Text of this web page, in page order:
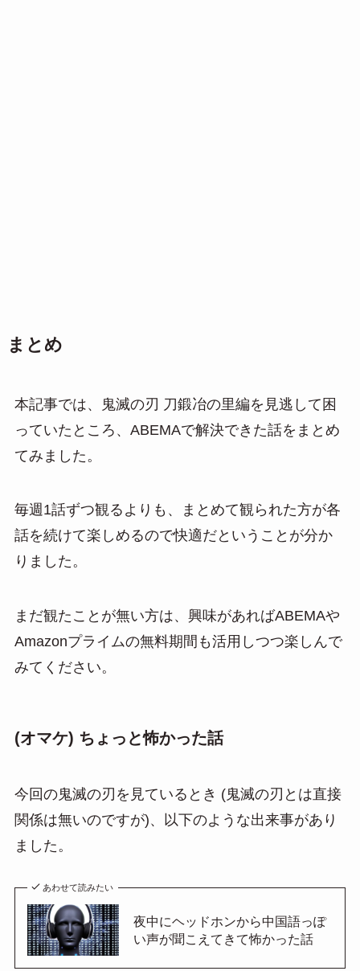
まとめ
本記事では、鬼滅の刃 刀鍛冶の里編を見逃して困
っていたところ、ABEMAで解決できた話をまとめ
てみました。
毎週1話ずつ観るよりも、まとめて観られた方が各
話を続けて楽しめるので快適だということが分か
りました。
まだ観たことが無い方は、興味があればABEMAや
Amazonプライムの無料期間も活用しつつ楽しんで
みてください。
(オマケ) ちょっと怖かった話
今回の鬼滅の刃を見ているとき (鬼滅の刃とは直接
関係は無いのですが)、以下のような出来事があり
ました。
あわせて読みたい
夜中にヘッドホンから中国語っぽ
い声が聞こえてきて怖かった話